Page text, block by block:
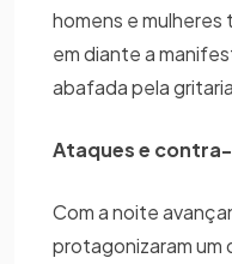
homens e mulheres
em diante a
abafada pela
Ataques e
Com a noite
protagonizaram um